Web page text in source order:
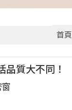
首頁
質大不同！